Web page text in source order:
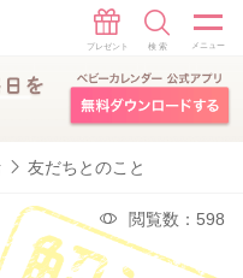
友だちとのこと
閲覧数：598